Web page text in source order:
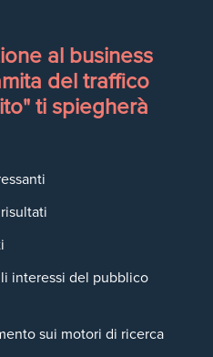
al business
del traffico
ti spiegherà
interessi del pubblico
sui motori di ricerca